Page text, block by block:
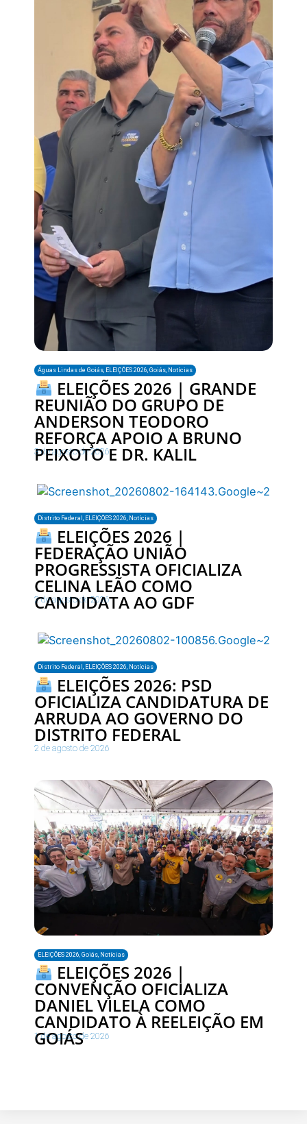
Águas Lindas de Goiás ELEIÇÕES 2026 Goiás Notícias
ELEIÇÕES 2026 | GRANDE
REUNIÃO DO GRUPO DE
ANDERSON TEODORO
REFORÇA APOIO A BRUNO
PEIXOTO E DR. KALIL
3 de agosto de 2026
Distrito Federal , ELEIÇÕES 2026, Notícias
ELEIÇÕES 2026 |
FEDERAÇÃO UNIÃO
PROGRESSISTA OFICIALIZA
CELINA LEÃO COMO
CANDIDATA AO GDF
2 de agosto de 2026
Distrito Federal ELEIÇÕES 2026 Notícias
ELEIÇÕES 2026: PSD
OFICIALIZA CANDIDATURA DE
ARRUDA AO GOVERNO DO
DISTRITO FEDERAL
2 de agosto de 2026
ELEIÇÕES 2026 Goiás Notícias
ELEIÇÕES 2026 |
CONVENÇÃO OFICIALIZA
DANIEL VILELA COMO
CANDIDATO À REELEIÇÃO EM
GOIÁS
1 de agosto de 2026